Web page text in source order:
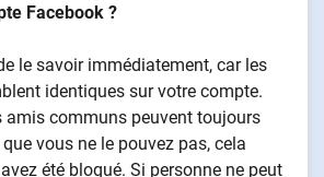
Facebook ?
le savoir immédiatement, car les
identiques sur votre compte.
amis communs peuvent toujours
vous ne le pouvez pas, cela
été bloqué. Si personne ne peut